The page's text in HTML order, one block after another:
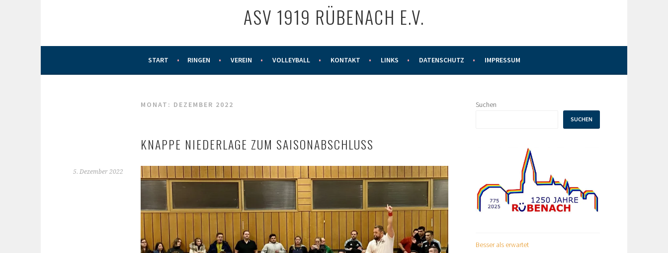
ASV 1919 RÜBENACH E.V.
START RINGEN VEREIN VOLLEYBALL KONTAKT LINKS DATENSCHUTZ IMPRESSUM
MONAT: DEZEMBER 2022
KNAPPE NIEDERLAGE ZUM SAISONABSCHLUSS
5. Dezember 2022
Suchen
SUCHEN
Besser als erwartet